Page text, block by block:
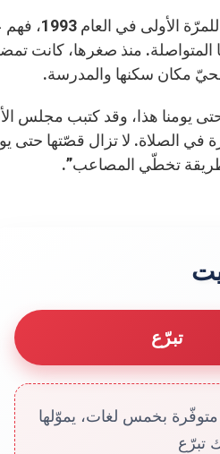
عندما قابل الأب
المتواصلة. منذ صغرها، كانت
مكان سكنها والمدرسة.
هذا، وقد كتبب مجلس
في الصلاة. لا تزال قصّتها
طريقة تخطّي المصاعب”.
تبرّع
بخمس لغات، يموّلها
تبرّع